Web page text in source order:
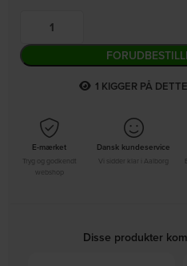
1 KIGGER PÅ
E-mærket
Tryg og godkendt
Dansk kundeservice
Vi sidder klar i Aalborg
Disse produkter